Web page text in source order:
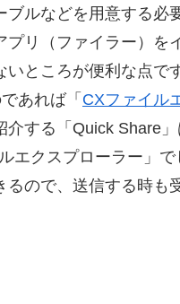
ブルなどを用意する必
プリ（ファイラー）
いところが便利な点
あれば「 CXファイル
介する「Quick Share
エクスプローラー」
るので、送信する時も